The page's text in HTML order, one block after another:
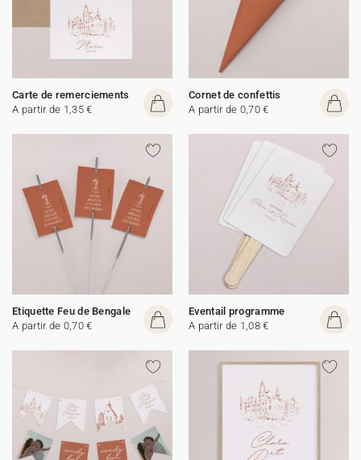
Carte de remerciements
A partir de 1,35 €
Cornet de confettis
A partir de 0,70 €
Etiquette Feu de Bengale
A partir de 0,70 €
Eventail programme
A partir de 1,08 €